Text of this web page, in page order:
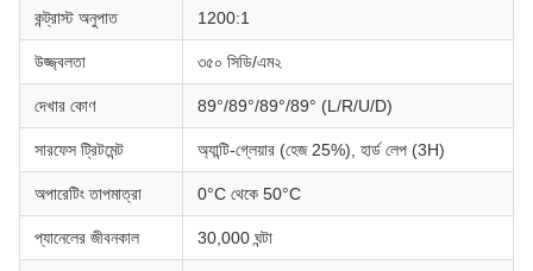
কন্ট্রাস্ট অনুপাত 1200:1
উজ্জ্বলতা ৩৫০ সিডি/এম২
দেখার কোণ 89°/89°/89°/89° (L/R/U/D)
সারফেস ট্রিটমেন্ট অ্যান্টি-গ্লেয়ার (হেজ 25%), হার্ড লেপ (3H)
অপারেটিং তাপমাত্রা 0°C থেকে 50°C
প্যানেলের জীবনকাল 30,000 ঘন্টা